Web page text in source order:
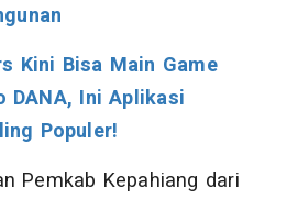
Kini Bisa Main Game
DANA, Ini Aplikasi
Populer!
Pemkab Kepahiang dari